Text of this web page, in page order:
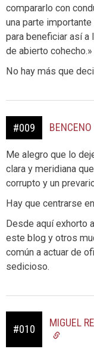
compararlo con
una parte
para beneficiar así
de abierto cohecho.»
No hay más que
#009 BENCENO
Me alegro que lo
clara y meridiana
corrupto y un
Hay que centrarse
Desde aquí exhorto
este blog y otros
común a actuar de
sedicioso.
#010
MIGUEL